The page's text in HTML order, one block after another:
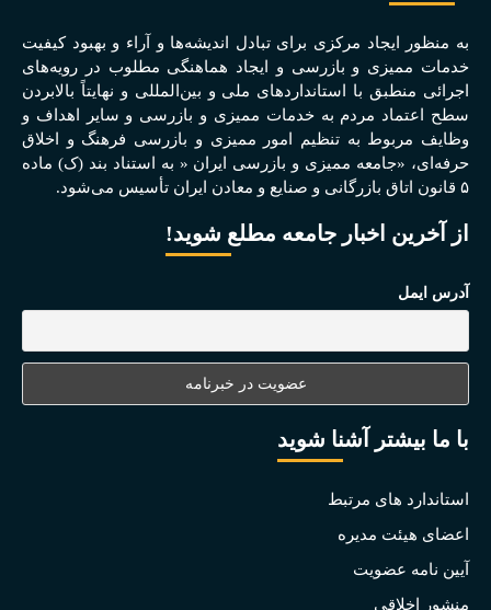
به منظور ايجاد مرکزی برای تبادل انديشه‌ها و آراء و بهبود کيفيت
خدمات مميزی و بازرسی و ايجاد هماهنگی مطلوب در رويه‌های
اجرائی منطبق با استانداردهای ملی و بين‌المللی و نهايتاً بالابردن
سطح اعتماد مردم به خدمات مميزی و بازرسی و ساير اهداف و
وظايف مربوط به تنظيم امور مميزی و بازرسی فرهنگ و اخلاق
حرفه‌ای، «جامعه مميزی و بازرسی ايران « به استناد بند (ک) ماده
۵ قانون اتاق بازرگانی و صنايع و معادن ايران تأسيس می‌شود.
از آخرین اخبار جامعه مطلع شوید!
آدرس ایمل
با ما بیشتر آشنا شوید
استاندارد های مرتبط
اعضای هیئت مدیره
آیین نامه عضویت
منشور اخلاقی